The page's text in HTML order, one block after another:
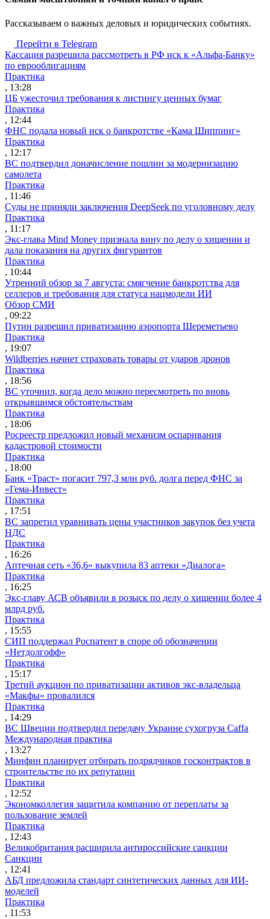
Рассказываем о важных деловых и юридических событиях.
Перейти в Telegram
Кассация разрешила рассмотреть в РФ иск к «Альфа-Банку»
по еврооблигациям
Практика
, 13:28
ЦБ ужесточил требования к листингу ценных бумаг
Практика
, 12:44
ФНС подала новый иск о банкротстве «Кама Шиппинг»
Практика
, 12:17
ВС подтвердил доначисление пошлин за модернизацию
самолета
Практика
, 11:46
Суды не приняли заключения DeepSeek по уголовному делу
Практика
, 11:17
Экс-глава Mind Money признала вину по делу о хищении и
дала показания на других фигурантов
Практика
, 10:44
Утренний обзор за 7 августа: смягчение банкротства для
селлеров и требования для статуса нацмодели ИИ
Обзор СМИ
, 09:22
Путин разрешил приватизацию аэропорта Шереметьево
Практика
, 19:07
Wildberries начнет страховать товары от ударов дронов
Практика
, 18:56
ВС уточнил, когда дело можно пересмотреть по вновь
открывшимся обстоятельствам
Практика
, 18:06
Росреестр предложил новый механизм оспаривания
кадастровой стоимости
Практика
, 18:00
Банк «Траст» погасит 797,3 млн руб. долга перед ФНС за
«Гема-Инвест»
Практика
, 17:51
ВС запретил уравнивать цены участников закупок без учета
НДС
Практика
, 16:26
Аптечная сеть «36,6» выкупила 83 аптеки «Диалога»
Практика
, 16:25
Экс-главу АСВ объявили в розыск по делу о хищении более 4
млрд руб.
Практика
, 15:55
СИП поддержал Роспатент в споре об обозначении
«Нетдолгофф»
Практика
, 15:17
Третий аукцион по приватизации активов экс-владельца
«Макфы» провалился
Практика
, 14:29
ВС Швеции подтвердил передачу Украине сухогруза Caffa
Международная практика
, 13:27
Минфин планирует отбирать подрядчиков госконтрактов в
строительстве по их репутации
Практика
, 12:52
Экономколлегия защитила компанию от переплаты за
пользование землей
Практика
, 12:43
Великобритания расширила антироссийские санкции
Санкции
, 12:41
АБД предложила стандарт синтетических данных для ИИ-
моделей
Практика
, 11:53